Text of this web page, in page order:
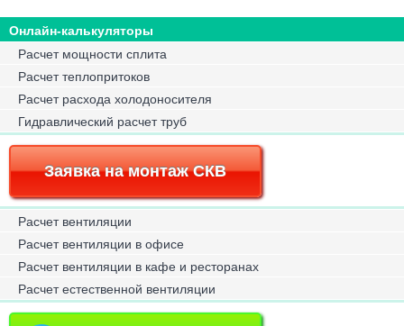
Онлайн-калькуляторы
Расчет мощности сплита
Расчет теплопритоков
Расчет расхода холодоносителя
Гидравлический расчет труб
Заявка на монтаж СКВ
Расчет вентиляции
Расчет вентиляции в офисе
Расчет вентиляции в кафе и ресторанах
Расчет естественной вентиляции